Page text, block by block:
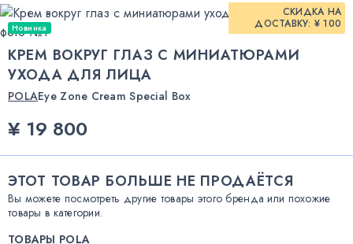
Новинка
СКИДКА НА
ДОСТАВКУ: ¥ 100
КРЕМ ВОКРУГ ГЛАЗ С МИНИАТЮРАМИ
УХОДА ДЛЯ ЛИЦА
POLAEye Zone Cream Special Box
¥ 19 800
ЭТОТ ТОВАР БОЛЬШЕ НЕ ПРОДАЁТСЯ
Вы можете посмотреть другие товары этого бренда или похожие
товары в категории.
ТОВАРЫ POLA